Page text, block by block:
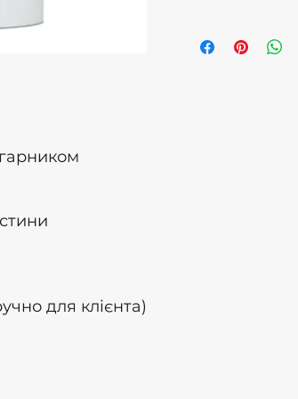
для клієнта)
cause an allergic